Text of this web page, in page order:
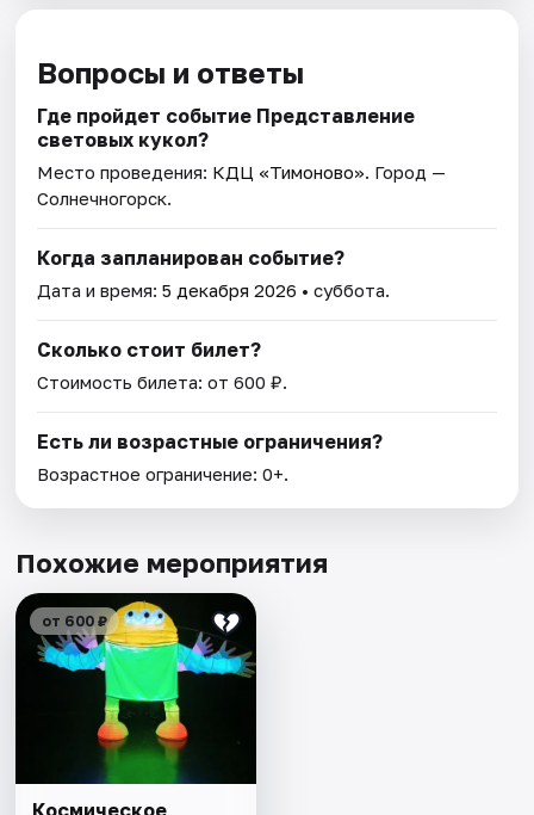
Вопросы и ответы
Где пройдет событие Представление
световых кукол?
Место проведения: КДЦ «Тимоново». Город —
Солнечногорск.
Когда запланирован событие?
Дата и время:5 декабря 2026 • суббота.
Сколько стоит билет?
Стоимость билета: от 600 ₽.
Есть ли возрастные ограничения?
Возрастное ограничение: 0+.
Похожие мероприятия
от 600 ₽